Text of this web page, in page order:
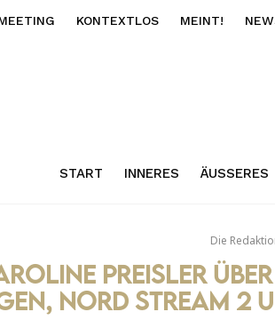
KONTEXTLOS MEINT!
START INNERES ÄUSSERES
Die
Preisler über
Nord Stream 2